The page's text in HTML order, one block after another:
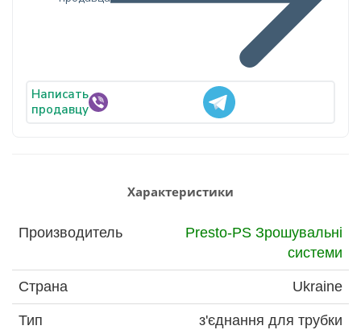
Написать
продавцу
Характеристики
Производитель
Presto-PS Зрошувальні
системи
Страна Ukraine
Тип з'єднання для трубки